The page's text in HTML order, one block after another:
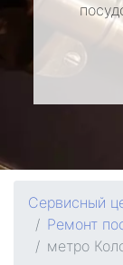
Сервисный
Ремонт
метро